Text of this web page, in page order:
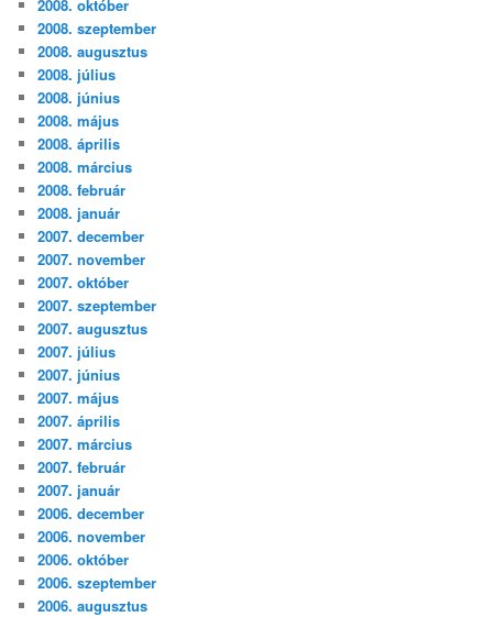
2008. október
2008. szeptember
2008. augusztus
2008. július
2008. június
2008. május
2008. április
2008. március
2008. február
2008. január
2007. december
2007. november
2007. október
2007. szeptember
2007. augusztus
2007. július
2007. június
2007. május
2007. április
2007. március
2007. február
2007. január
2006. december
2006. november
2006. október
2006. szeptember
2006. augusztus